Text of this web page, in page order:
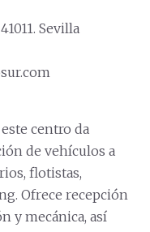
Sevilla
centro da
de vehículos a
flotistas,
Ofrece recepción
y mecánica, así